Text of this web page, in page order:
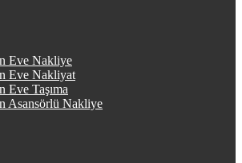
Eve Nakliye
Eve Nakliyat
Eve Taşıma
Asansörlü Nakliye